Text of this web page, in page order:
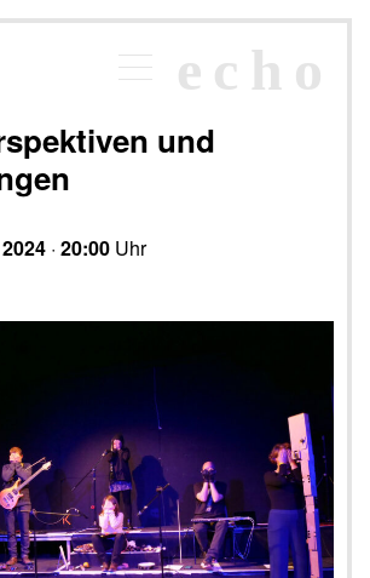
×
Programm
Newsletter
echo
und
· 20:00 Uhr